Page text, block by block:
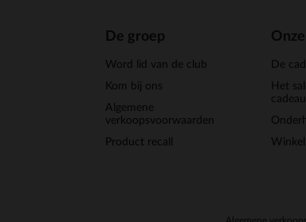
De groep
Word lid van de club
Kom bij ons
Algemene
verkoopsvoorwaarden
Product recall
De
Het
Winkel